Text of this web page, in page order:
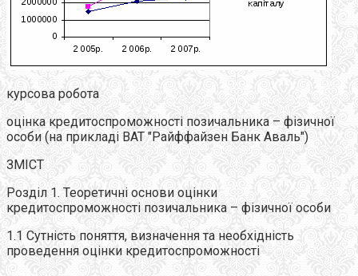
курсова робота
оцінка кредитоспроможності позичальника – фізичної
особи (на прикладі ВАТ "Райффайзен Банк Аваль")
ЗМІСТ
Розділ 1. Теоретичні основи оцінки
кредитоспроможності позичальника – фізичної особи
1.1 Сутність поняття, визначення та необхідність
проведення оцінки кредитоспроможності